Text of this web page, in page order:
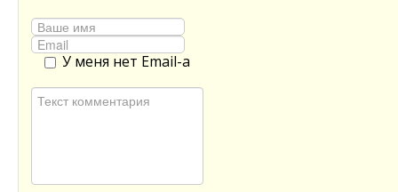
У меня нет Email-а